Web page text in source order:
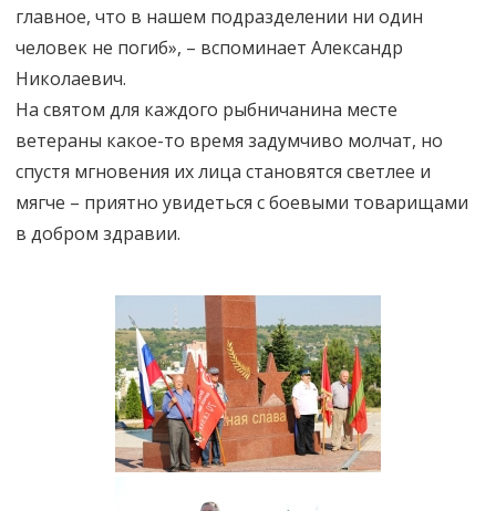
главное, что в нашем подразделении ни один
человек не погиб», – вспоминает Александр
Николаевич.
На святом для каждого рыбничанина месте
ветераны какое-то время задумчиво молчат, но
спустя мгновения их лица становятся светлее и
мягче – приятно увидеться с боевыми товарищами
в добром здравии.